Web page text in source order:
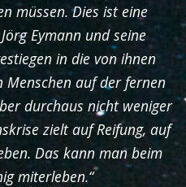
müssen. Dies ist eine
Eymann und seine
in die von ihnen
Menschen auf der fernen
durchaus nicht weniger
zielt auf Reifung, auf
Das kann man beim
miterleben.“